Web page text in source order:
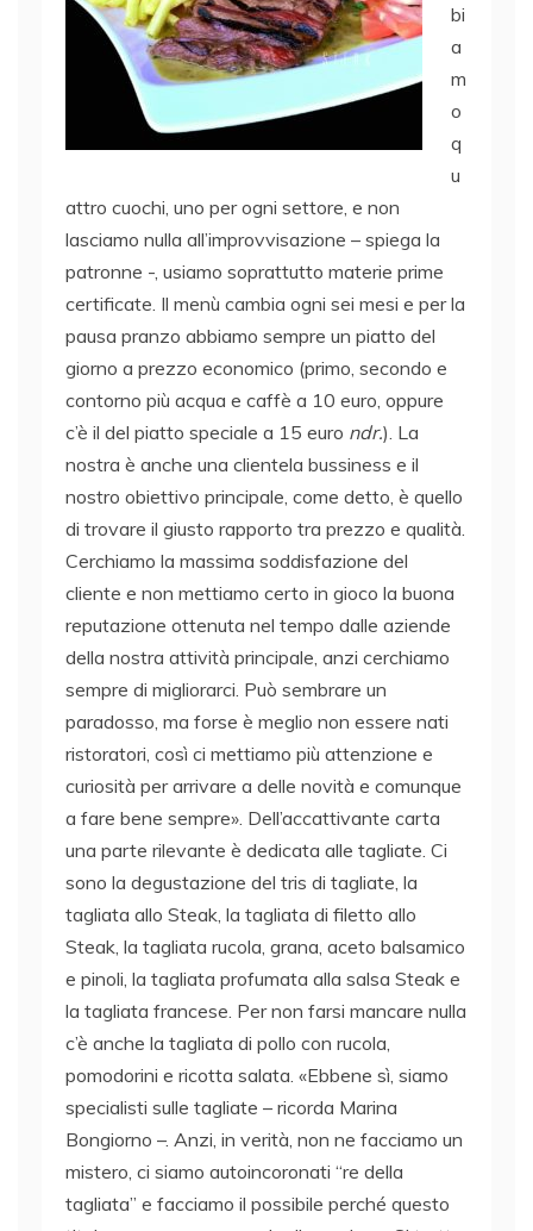
bi
a
m
o
q
u
attro cuochi, uno per ogni settore, e non
lasciamo nulla all’improvvisazione – spiega la
patronne -, usiamo soprattutto materie prime
certificate. Il menù cambia ogni sei mesi e per la
pausa pranzo abbiamo sempre un piatto del
giorno a prezzo economico (primo, secondo e
contorno più acqua e caffè a 10 euro, oppure
c’è il del piatto speciale a 15 euro ndr.). La
nostra è anche una clientela bussiness e il
nostro obiettivo principale, come detto, è quello
di trovare il giusto rapporto tra prezzo e qualità.
Cerchiamo la massima soddisfazione del
cliente e non mettiamo certo in gioco la buona
reputazione ottenuta nel tempo dalle aziende
della nostra attività principale, anzi cerchiamo
sempre di migliorarci. Può sembrare un
paradosso, ma forse è meglio non essere nati
ristoratori, così ci mettiamo più attenzione e
curiosità per arrivare a delle novità e comunque
a fare bene sempre». Dell’accattivante carta
una parte rilevante è dedicata alle tagliate. Ci
sono la degustazione del tris di tagliate, la
tagliata allo Steak, la tagliata di filetto allo
Steak, la tagliata rucola, grana, aceto balsamico
e pinoli, la tagliata profumata alla salsa Steak e
la tagliata francese. Per non farsi mancare nulla
c’è anche la tagliata di pollo con rucola,
pomodorini e ricotta salata. «Ebbene sì, siamo
specialisti sulle tagliate – ricorda Marina
Bongiorno –. Anzi, in verità, non ne facciamo un
mistero, ci siamo autoincoronati “re della
tagliata” e facciamo il possibile perché questo